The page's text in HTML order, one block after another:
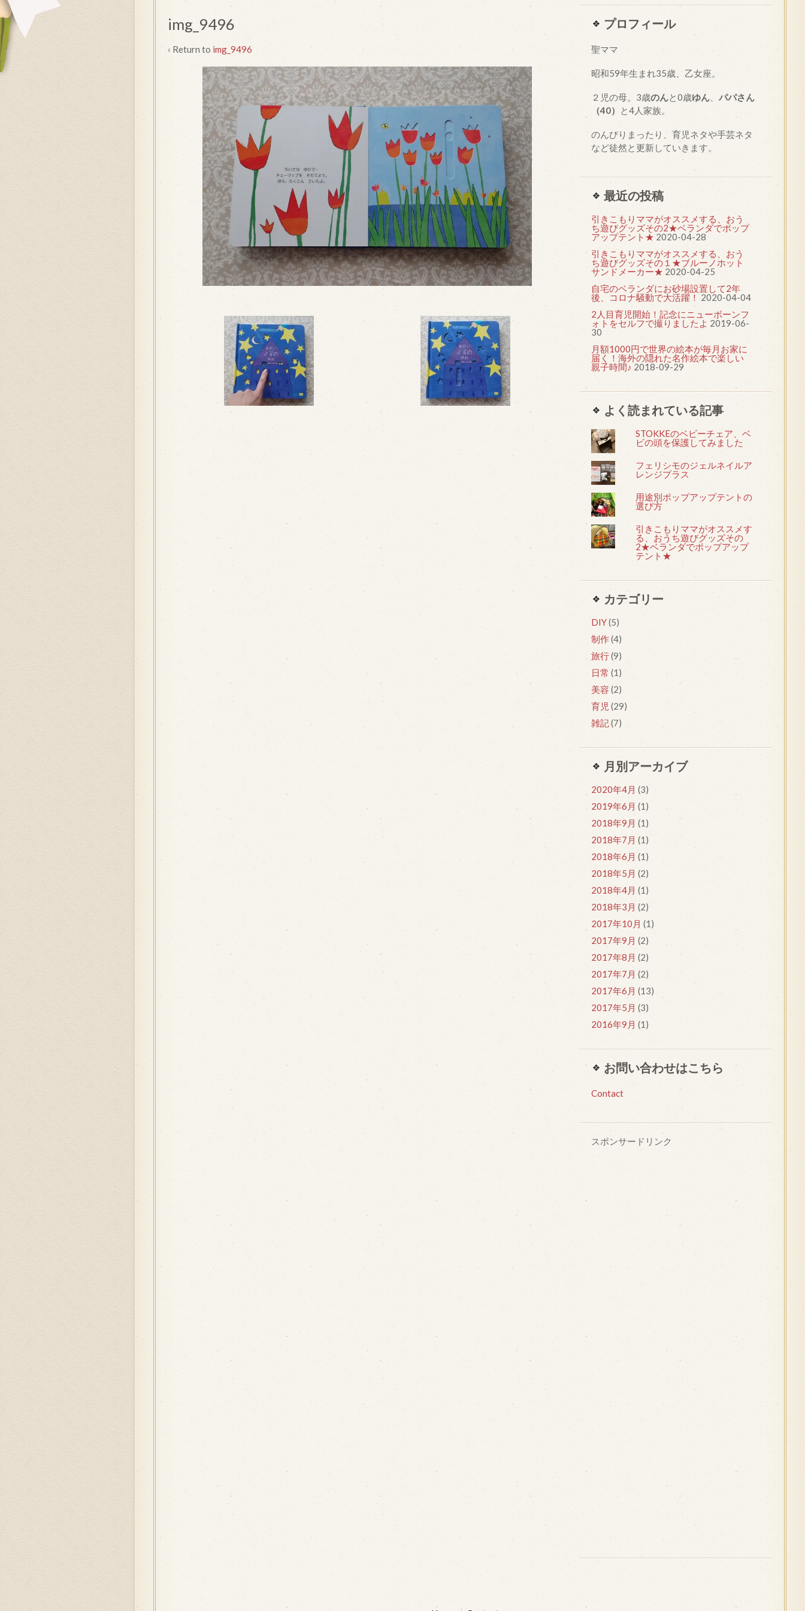
img_9496
‹ Return to img_9496
プロフィール
聖ママ
昭和59年生まれ35歳、乙女座。
２児の母。3歳のんと0歳ゆん、 パパさん
（40）
と4人家族。
のんびりまったり、育児ネタや手芸ネタ
など徒然と更新していきます。
最近の投稿
引きこもりママがオススメする、おう
ち遊びグッズその2★ベランダでポップ
アップテント★ 2020-04-28
引きこもりママがオススメする、おう
ち遊びグッズその１★ブルーノホット
サンドメーカー★ 2020-04-25
自宅のベランダにお砂場設置して2年
後、コロナ騒動で大活躍！ 2020-04-04
2人目育児開始！記念にニューボーンフ
ォトをセルフで撮りましたよ 2019-06-
30
月額1000円で世界の絵本が毎月お家に
届く！海外の隠れた名作絵本で楽しい
親子時間♪ 2018-09-29
よく読まれている記事
STOKKEのベビーチェア、ベ
ビの頭を保護してみました
フェリシモのジェルネイルア
レンジプラス
用途別ポップアップテントの
選び方
引きこもりママがオススメす
る、おうち遊びグッズその
2★ベランダでポップアップ
テント★
カテゴリー
DIY(5)
制作(4)
旅行(9)
日常 (1)
美容 (2)
育児 (29)
雑記(7)
月別アーカイブ
2020年4月 (3)
2019年6月 (1)
2018年9月 (1)
2018年7月 (1)
2018年6月 (1)
2018年5月 (2)
2018年4月 (1)
2018年3月 (2)
2017年10月 (1)
2017年9月 (2)
2017年8月 (2)
2017年7月 (2)
2017年6月 (13)
2017年5月 (3)
2016年9月 (1)
お問い合わせはこちら
Contact
スポンサードリンク